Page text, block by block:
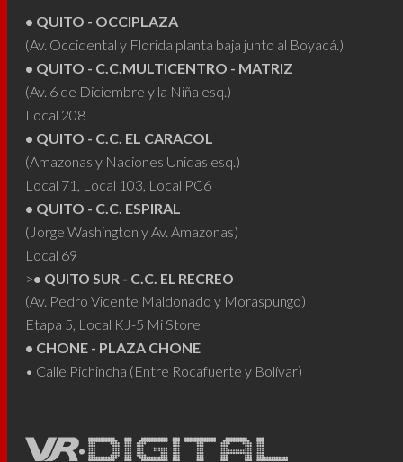
en
la
página
producto
• QUITO - OCCIPLAZA
(Av. Occidental y Florida planta baja junto al Boyacá.)
• QUITO - C.C.MULTICENTRO - MATRIZ
(Av. 6 de Diciembre y la Niña esq.)
Local 208
• QUITO - C.C. EL CARACOL
(Amazonas y Naciones Unidas esq.)
Local 71, Local 103, Local PC6
• QUITO - C.C. ESPIRAL
(Jorge Washington y Av. Amazonas)
Local 69
>• QUITO SUR - C.C. EL RECREO
(Av. Pedro Vicente Maldonado y Moraspungo)
Etapa 5, Local KJ-5 Mi Store
• CHONE - PLAZA CHONE
• Calle Pichincha (Entre Rocafuerte y Bolívar)